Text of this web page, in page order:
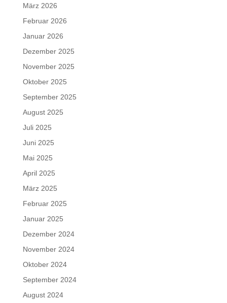
März 2026
Februar 2026
Januar 2026
Dezember 2025
November 2025
Oktober 2025
September 2025
August 2025
Juli 2025
Juni 2025
Mai 2025
April 2025
März 2025
Februar 2025
Januar 2025
Dezember 2024
November 2024
Oktober 2024
September 2024
August 2024